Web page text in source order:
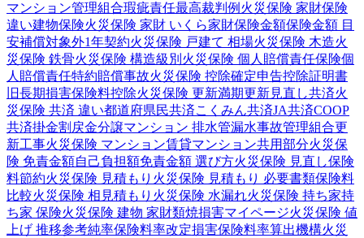
マンション管理組合瑕疵責任最高裁判例 火災保険 家財保険
違い建物保険火災保険 家財 いくら家財保険金額保険金額 目
安補償対象外1年契約火災保険 戸建て 相場火災保険 木造火
災保険 鉄骨火災保険 構造級別 火災保険 個人賠償責任保険個
人賠償責任特約賠償事故火災保険 控除確定申告控除証明書
旧長期損害保険料控除火災保険 更新満期更新見直し共済火
災保険 共済 違い都道府県民共済こくみん共済JA共済COOP
共済掛金割戻金分譲マンション 排水管漏水事故管理組合更
新工事火災保険 マンション賃貸マンション共用部分火災保
険 免責金額自己負担額免責金額 選び方火災保険 見直し保険
料節約火災保険 見積もり 火災保険 見積もり 必要書類保険料
比較火災保険 相見積もり 火災保険 水漏れ火災保険 持ち家持
ち家 保険火災保険 建物 家財類焼損害マイページ火災保険 値
上げ 推移参考純率保険料率改定損害保険料率算出機構火災